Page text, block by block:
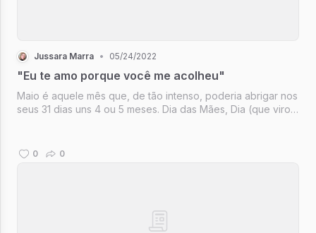
Jussara Marra • 05/24/2022
"Eu te amo porque você me acolheu"
Maio é aquele mês que, de tão intenso, poderia abrigar nos
seus 31 dias uns 4 ou 5 meses. Dia das Mães, Dia (que virou
0 0